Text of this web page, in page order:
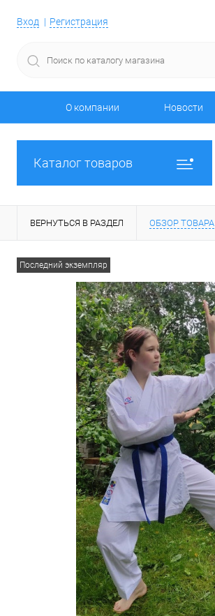
Вход Регистрация
О компании Новости
Каталог товаров
ВЕРНУТЬСЯ В РАЗДЕЛ ОБЗОР ТОВАРА
Последний экземпляр